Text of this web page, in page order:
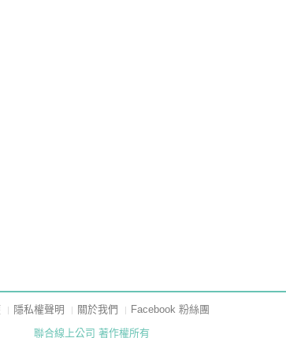
隱私權聲明 關於我們
Facebook 粉絲團
聯合線上公司 著作權所有